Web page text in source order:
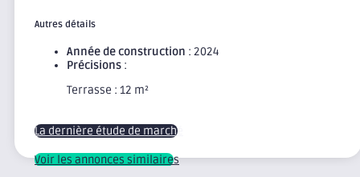
Autres détails
Année de construction : 2024
Précisions :
Terrasse : 12 m²
La dernière étude de marché
Voir les annonces similaires